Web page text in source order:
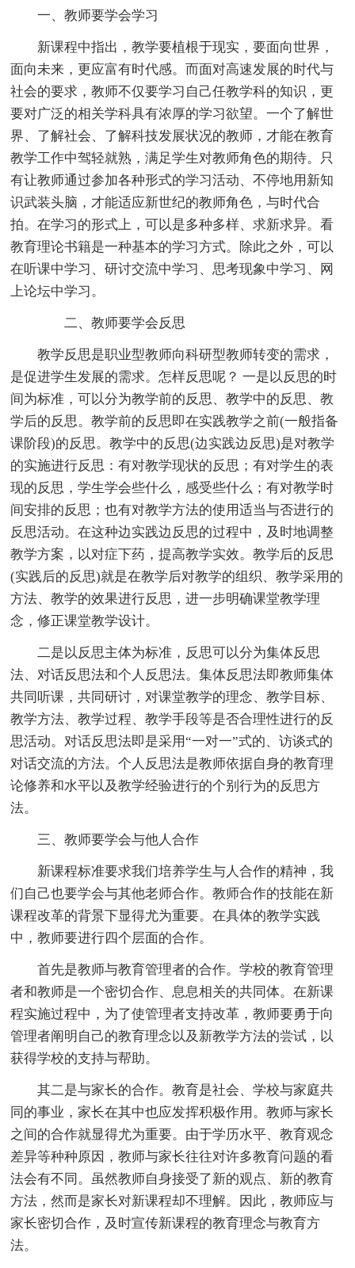
一、教师要学会学习
新课程中指出，教学要植根于现实，要面向世界，
面向未来，更应富有时代感。而面对高速发展的时代与
社会的要求，教师不仅要学习自己任教学科的知识，更
要对广泛的相关学科具有浓厚的学习欲望。一个了解世
界、了解社会、了解科技发展状况的教师，才能在教育
教学工作中驾轻就熟，满足学生对教师角色的期待。只
有让教师通过参加各种形式的学习活动、不停地用新知
识武装头脑，才能适应新世纪的教师角色，与时代合
拍。在学习的形式上，可以是多种多样、求新求异。看
教育理论书籍是一种基本的学习方式。除此之外，可以
在听课中学习、研讨交流中学习、思考现象中学习、网
上论坛中学习。
二、教师要学会反思
教学反思是职业型教师向科研型教师转变的需求，
是促进学生发展的需求。怎样反思呢？ 一是以反思的时
间为标准，可以分为教学前的反思、教学中的反思、教
学后的反思。教学前的反思即在实践教学之前(一般指备
课阶段)的反思。教学中的反思(边实践边反思)是对教学
的实施进行反思：有对教学现状的反思；有对学生的表
现的反思，学生学会些什么，感受些什么；有对教学时
间安排的反思；也有对教学方法的使用适当与否进行的
反思活动。在这种边实践边反思的过程中，及时地调整
教学方案，以对症下药，提高教学实效。教学后的反思
(实践后的反思)就是在教学后对教学的组织、教学采用的
方法、教学的效果进行反思，进一步明确课堂教学理
念，修正课堂教学设计。
二是以反思主体为标准，反思可以分为集体反思
法、对话反思法和个人反思法。集体反思法即教师集体
共同听课，共同研讨，对课堂教学的理念、教学目标、
教学方法、教学过程、教学手段等是否合理性进行的反
思活动。对话反思法即是采用“一对一”式的、访谈式的
对话交流的方法。个人反思法是教师依据自身的教育理
论修养和水平以及教学经验进行的个别行为的反思方
法。
三、教师要学会与他人合作
新课程标准要求我们培养学生与人合作的精神，我
们自己也要学会与其他老师合作。教师合作的技能在新
课程改革的背景下显得尤为重要。在具体的教学实践
中，教师要进行四个层面的合作。
首先是教师与教育管理者的合作。学校的教育管理
者和教师是一个密切合作、息息相关的共同体。在新课
程实施过程中，为了使管理者支持改革，教师要勇于向
管理者阐明自己的教育理念以及新教学方法的尝试，以
获得学校的支持与帮助。
其二是与家长的合作。教育是社会、学校与家庭共
同的事业，家长在其中也应发挥积极作用。教师与家长
之间的合作就显得尤为重要。由于学历水平、教育观念
差异等种种原因，教师与家长往往对许多教育问题的看
法会有不同。虽然教师自身接受了新的观点、新的教育
方法，然而是家长对新课程却不理解。因此，教师应与
家长密切合作，及时宣传新课程的教育理念与教育方
法。